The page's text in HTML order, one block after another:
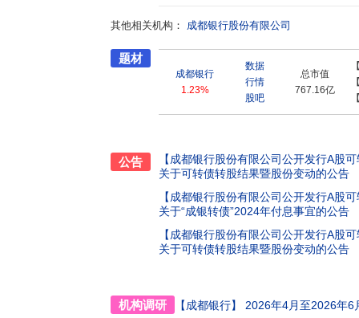
银行致力于为广大小微企业客户提供优质高效
金融服务,不遗余力支持企业成长发展。成都
建设、成都都市圈建设、公园城市示范区建
作用,结合川陕渝三地共同的产业优势,积极做
设发展,切实提升金融服务质效,持续开展扶贫
获“最具爱心企业奖”,彰显了西部领先城市商
100强”、“最佳城市商业银行”、“最佳金融服
奖”、“最具社会责任金融机构奖”、“百姓最信
其他相关机构： 成都银行股份有限公司
题材
成都银行
1.23%
数据
行情
股吧
总市值
767.16亿
公告
【成都银行股份有限公司公开发行A股
关于可转债转股结果暨股份变动的公告
【成都银行股份有限公司公开发行A股
关于“成银转债”2024年付息事宜的公告
【成都银行股份有限公司公开发行A股
关于可转债转股结果暨股份变动的公告
机构调研 【成都银行】
2026年4月至2026年6